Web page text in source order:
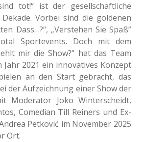
tot!“ ist der gesell­schaft­li­che
Vorbei sind die gol­de­nen
Dass…?“, „Ver­ste­hen Sie Spaß”
Sport­events. Doch mit dem
mir die Show?“ hat das Team
Jahr 2021 ein inno­va­ti­ves Kon­zept
an den Start gebracht, das
der Auf­zeich­nung einer Show der
Mode­ra­tor Joko Win­ter­scheidt,
Come­di­an Till Rei­ners und Ex-
Pet­ko­vić im Novem­ber 2025
Ort.